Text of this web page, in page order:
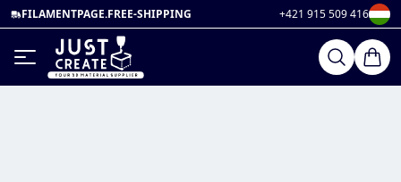
FILAMENTPAGE.FREE-SHIPPING +421 915 509 416